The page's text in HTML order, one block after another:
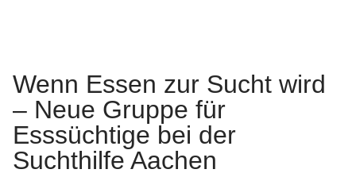
Wenn Essen zur Sucht wird
– Neue Gruppe für
Esssüchtige bei der
Suchthilfe Aachen